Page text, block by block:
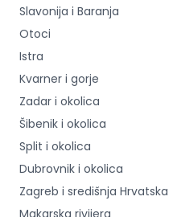
Slavonija i Baranja
Otoci
Istra
Kvarner i gorje
Zadar i okolica
Šibenik i okolica
Split i okolica
Dubrovnik i okolica
Zagreb i središnja Hrvatska